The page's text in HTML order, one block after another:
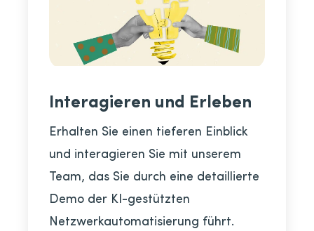
Interagieren und Erleben
Erhalten Sie einen tieferen Einblick
und interagieren Sie mit unserem
Team, das Sie durch eine detaillierte
Demo der KI-gestützten
Netzwerkautomatisierung führt.